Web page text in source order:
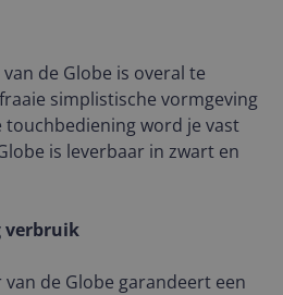
de Globe is overal te
simplistische vormgeving
word je vast
is leverbaar in zwart en
verbruik
de Globe garandeert een